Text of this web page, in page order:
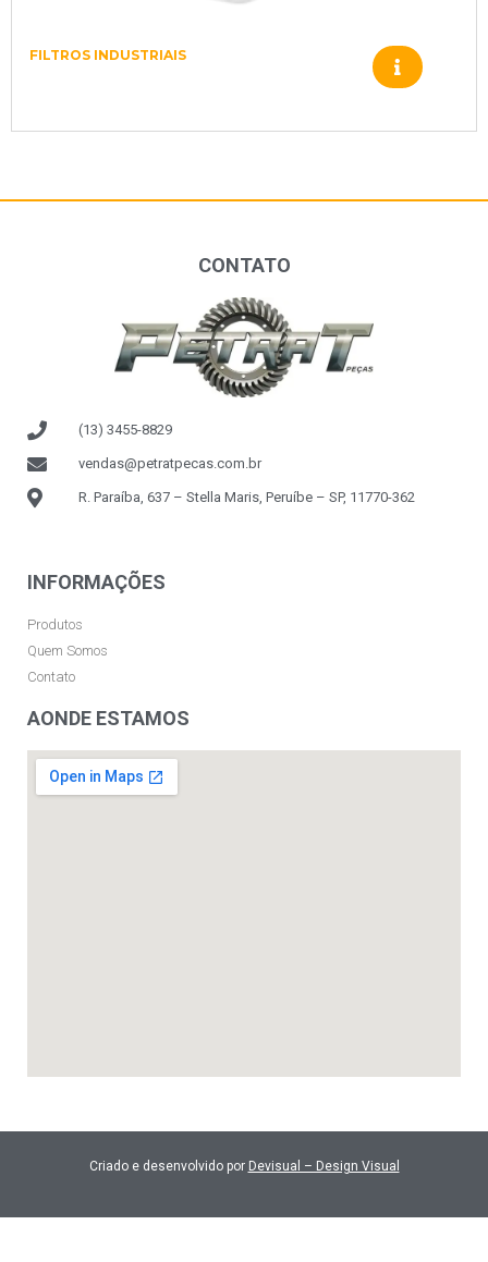
FILTROS INDUSTRIAIS
CONTATO
(13) 3455-8829
vendas@petratpecas.com.br
R. Paraíba, 637 – Stella Maris, Peruíbe – SP, 11770-362
INFORMAÇÕES
Produtos
Quem Somos
Contato
AONDE ESTAMOS
Criado e desenvolvido por Devisual – Design Visual